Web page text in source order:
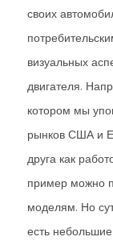
своих
визуальных
двигателя.
котором мы
рынков США и
друга как
пример можно
моделям. Но
есть